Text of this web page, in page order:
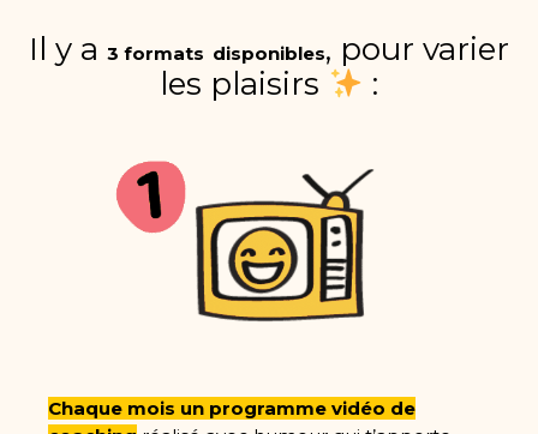
Il y a 3 formats disponibles, pour varier
les plaisirs
:
Chaque mois un programme vidéo de